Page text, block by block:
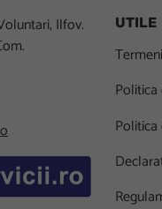
Ilfov.
UTILE